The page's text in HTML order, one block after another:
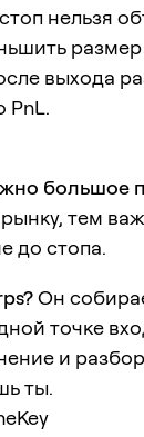
нельзя
выхода
PnL.
большое
тем
до стопа.
Он
точке
и
ты.